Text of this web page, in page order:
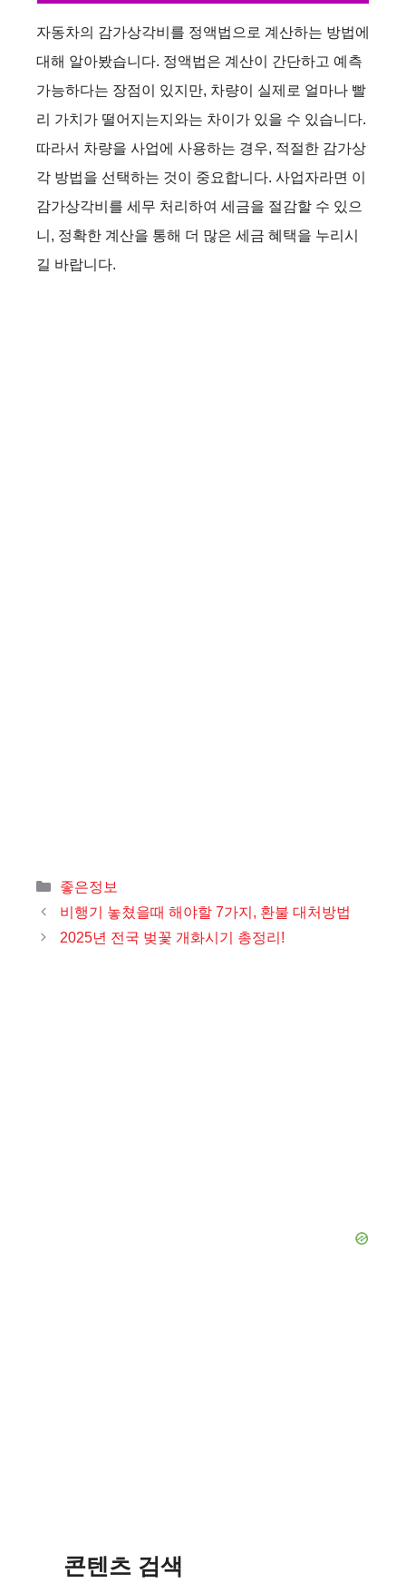
자동차의 감가상각비를 정액법으로 계산하는 방법에
대해 알아봤습니다. 정액법은 계산이 간단하고 예측
가능하다는 장점이 있지만, 차량이 실제로 얼마나 빨
리 가치가 떨어지는지와는 차이가 있을 수 있습니다.
따라서 차량을 사업에 사용하는 경우, 적절한 감가상
각 방법을 선택하는 것이 중요합니다. 사업자라면 이
감가상각비를 세무 처리하여 세금을 절감할 수 있으
니, 정확한 계산을 통해 더 많은 세금 혜택을 누리시
길 바랍니다.
카
테
좋은정보
비행기 놓쳤을때 해야할 7가지, 환불 대처방법
2025년 전국 벚꽃 개화시기 총정리!
콘텐츠 검색